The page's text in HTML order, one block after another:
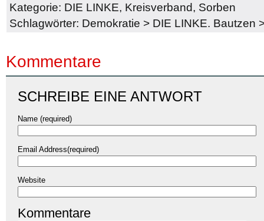
Kategorie: DIE LINKE, Kreisverband, Sorben
Schlagwörter: Demokratie > DIE LINKE. Bautzen
Kommentare
SCHREIBE EINE ANTWORT
Name (required)
Email Address(required)
Website
Kommentare